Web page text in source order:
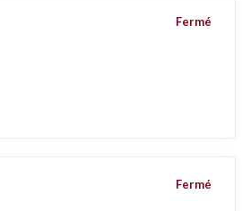
Fermé
Fermé